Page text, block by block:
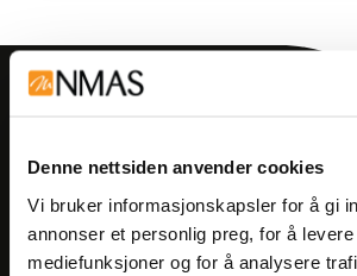
Denne nettsiden anvender cookies
Vi bruker informasjonskapsler for å gi
annonser et personlig preg, for å
mediefunksjoner og for å analysere
Meld deg på vårt
arrangementer og